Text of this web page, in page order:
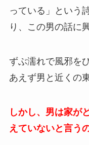
っている」という
り、この男の話に
ずぶ濡れで風邪を
あえず男と近くの
しかし、男は家が
えていないと言う